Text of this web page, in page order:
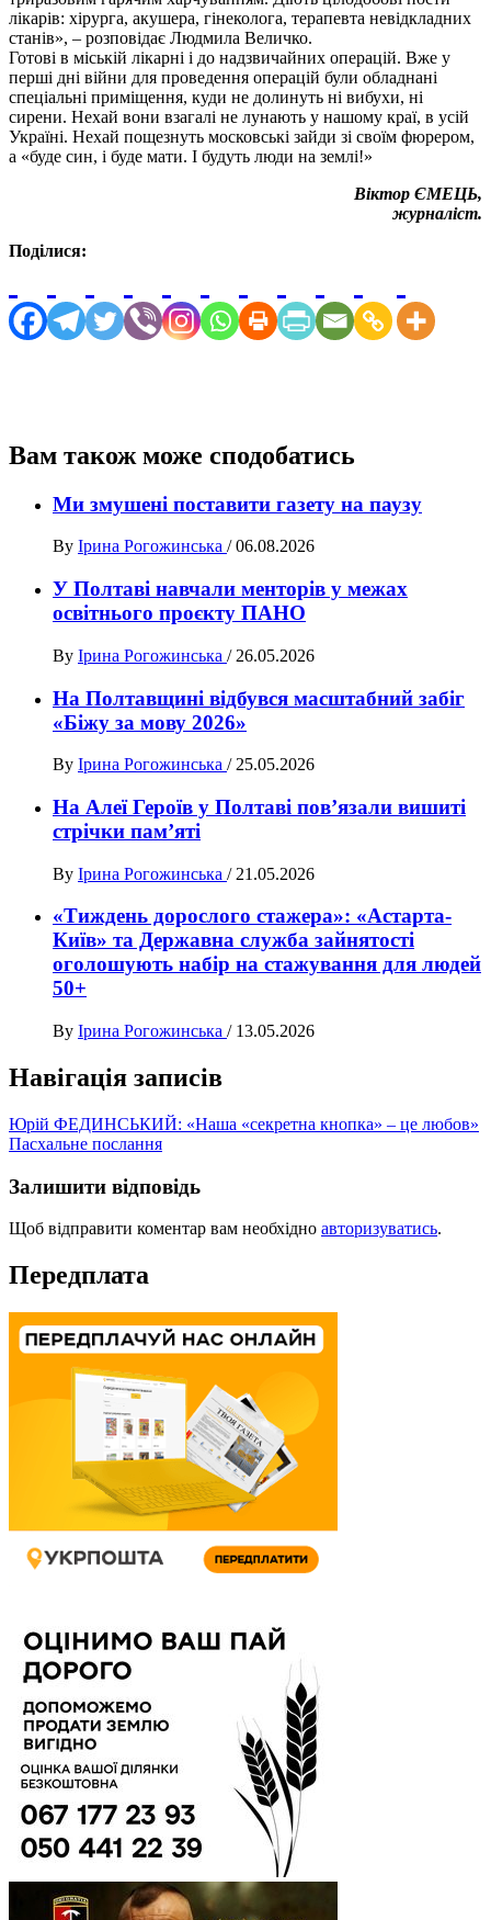
лікарів: хірурга, акушера, гінеколога, терапевта невідкладних
станів», – розповідає Людмила Величко.
Готові в міській лікарні і до надзвичайних операцій. Вже у
перші дні війни для проведення операцій були обладнані
спеціальні приміщення, куди не долинуть ні вибухи, ні
сирени. Нехай вони взагалі не лунають у нашому краї, в усій
Україні. Нехай пощезнуть московські зайди зі своїм фюрером,
а «буде син, і буде мати. І будуть люди на землі!»
Віктор ЄМЕЦЬ,
журналіст.
Поділися:
Вам також може сподобатись
Ми змушені поставити газету на паузу
By Ірина Рогожинська / 06.08.2026
У Полтаві навчали менторів у межах
освітнього проєкту ПАНО
By Ірина Рогожинська / 26.05.2026
На Полтавщині відбувся масштабний забіг
«Біжу за мову 2026»
By Ірина Рогожинська / 25.05.2026
На Алеї Героїв у Полтаві пов’язали вишиті
стрічки пам’яті
By Ірина Рогожинська / 21.05.2026
«Тиждень дорослого стажера»: «Астарта-
Київ» та Державна служба зайнятості
оголошують набір на стажування для людей
50+
By Ірина Рогожинська / 13.05.2026
Навігація записів
Юрій ФЕДИНСЬКИЙ: «Наша «секретна кнопка» – це любов»
Пасхальне послання
Залишити відповідь
Щоб відправити коментар вам необхідно авторизуватись.
Передплата